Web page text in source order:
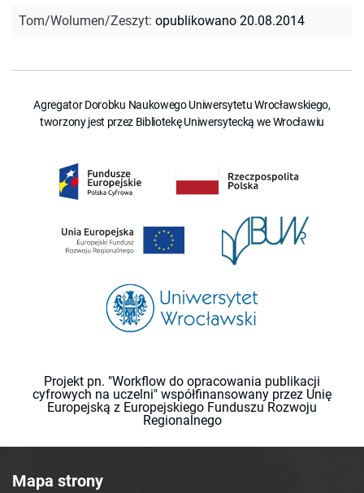
Tom/Wolumen/Zeszyt: opublikowano 20.08.2014
Agregator Dorobku Naukowego Uniwersytetu Wrocławskiego,
tworzony jest przez Bibliotekę Uniwersytecką we Wrocławiu
Projekt pn. "Workflow do opracowania publikacji
cyfrowych na uczelni" współfinansowany przez Unię
Europejską z Europejskiego Funduszu Rozwoju
Regionalnego
Mapa strony